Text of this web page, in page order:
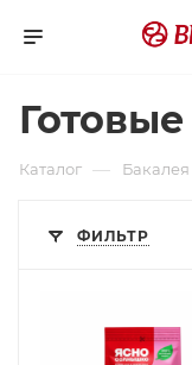
Каталог — Бакалея
ФИЛЬТР